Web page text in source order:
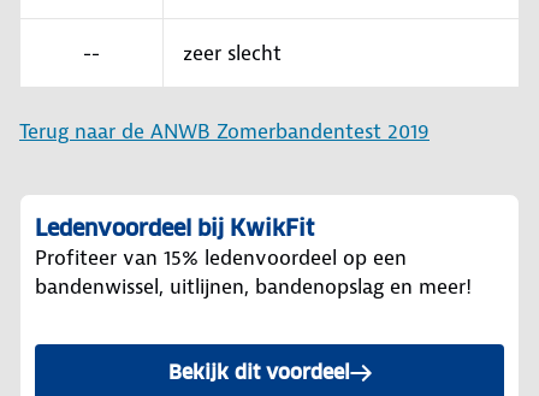
-- zeer slecht
Terug naar de ANWB Zomerbandentest 2019
Ledenvoordeel bij KwikFit
Profiteer van 15% ledenvoordeel op een
bandenwissel, uitlijnen, bandenopslag en meer!
Bekijk dit voordeel